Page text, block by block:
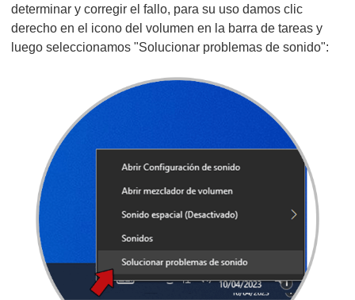
determinar y corregir el fallo, para su uso damos clic
derecho en el icono del volumen en la barra de tareas y
luego seleccionamos "Solucionar problemas de sonido":